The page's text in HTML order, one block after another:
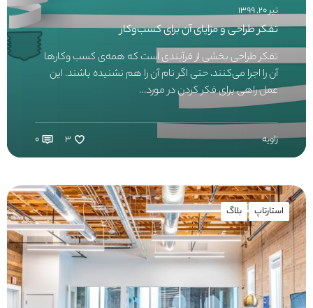
تیر ۲۰, ۱۳۹۹
تفکر طراحی و مزایای آن برای کسب‌وکار
تفکر طراحی بخشی از فرآیندی است که همه‌ی کسب‌ وکارها
آن را اجرا می‌کنند،‌ حتی اگر نام آن را هم نشنیده باشند. این
عمل راهی برای فکر کردن در مورد…
زاویه ۳ ۰
استارتاپ بلاگ